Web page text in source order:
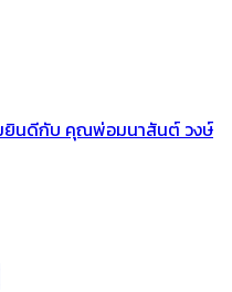
ยินดีกับ คุณพ่อมนาสันต์ วงษ์